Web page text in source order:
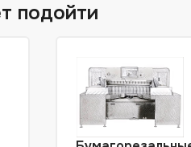
подойти